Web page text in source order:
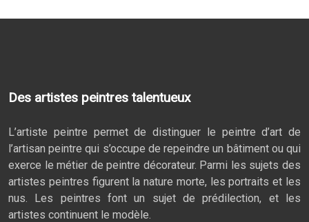
Des artistes peintres talentueux
L’artiste peintre permet de distinguer le peintre d’art de
l’artisan peintre qui s’occupe de repeindre un bâtiment ou qui
exerce le métier de peintre décorateur. Parmi les sujets des
artistes peintres figurent la nature morte, les portraits et les
nus. Les peintres font un sujet de prédilection, et les
artistes continuent le modèle.